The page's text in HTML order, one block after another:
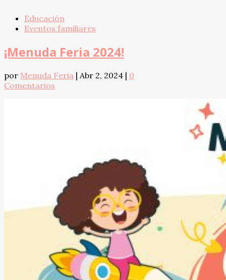
Educación
Eventos familiares
¡Menuda Feria 2024!
por Menuda Feria | Abr 2, 2024 | 0
Comentarios